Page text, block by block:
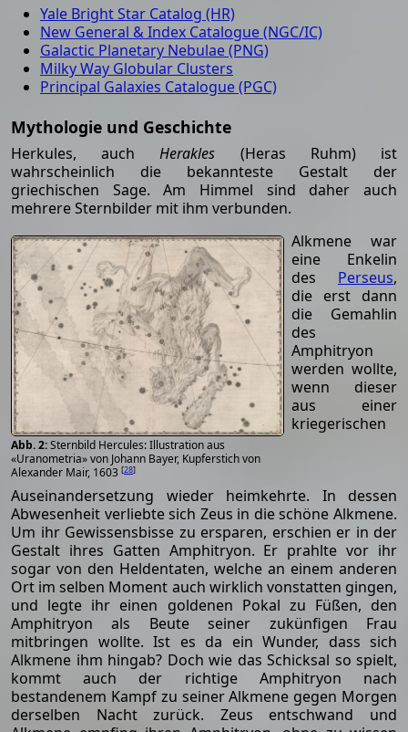
Yale Bright Star Catalog (HR)
New General & Index Catalogue (NGC/IC)
Galactic Planetary Nebulae (PNG)
Milky Way Globular Clusters
Principal Galaxies Catalogue (PGC)
Mythologie und Geschichte
Herkules, auchHerakles (Heras Ruhm) ist
wahrscheinlich die bekannteste Gestalt der
griechischen Sage. Am Himmel sind daher auch
mehrere Sternbilder mit ihm verbunden.
Sternbild Hercules: Illustration aus
«Uranometria» von Johann Bayer, Kupferstich von
Alexander Mair, 1603 [28]
Alkmene war
eine Enkelin
des Perseus,
die erst dann
die Gemahlin
des
Amphitryon
werden wollte,
wenn dieser
aus einer
kriegerischen
Auseinandersetzung wieder heimkehrte. In dessen
Abwesenheit verliebte sich Zeus in die schöne Alkmene.
Um ihr Gewissensbisse zu ersparen, erschien er in der
Gestalt ihres Gatten Amphitryon. Er prahlte vor ihr
sogar von den Heldentaten, welche an einem anderen
Ort im selben Moment auch wirklich vonstatten gingen,
und legte ihr einen goldenen Pokal zu Füßen, den
Amphitryon als Beute seiner zukünfigen Frau
mitbringen wollte. Ist es da ein Wunder, dass sich
Alkmene ihm hingab? Doch wie das Schicksal so spielt,
kommt auch der richtige Amphitryon nach
bestandenem Kampf zu seiner Alkmene gegen Morgen
derselben Nacht zurück. Zeus entschwand und